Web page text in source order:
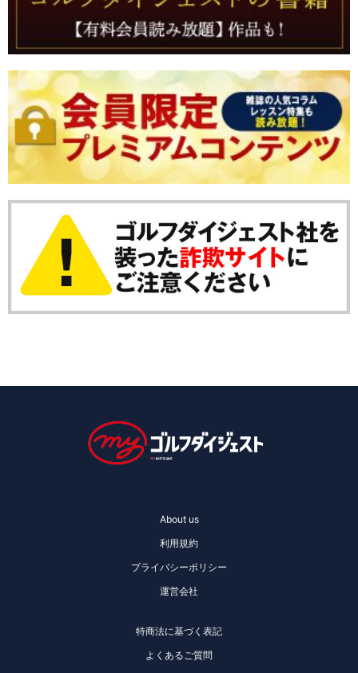
About us
利用規約
プライバシーポリシー
運営会社
特商法に基づく表記
よくあるご質問